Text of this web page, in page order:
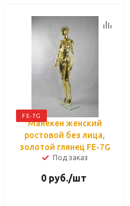
FE-7G
Манекен женский
ростовой без лица,
золотой глянец FE-7G
Под заказ
0руб./шт